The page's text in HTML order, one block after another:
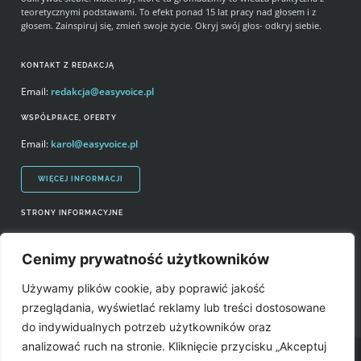
Cenimy prywatność użytkowników
Używamy plików cookie, aby poprawić jakość
przeglądania, wyświetlać reklamy lub treści dostosowane
do indywidualnych potrzeb użytkowników oraz
analizować ruch na stronie. Kliknięcie przycisku „Akceptuj
STRONY INFORMACYJNE
Prawa autorskie i wykorzystywanie treści serwisu
Źródła
KONTAKT Z REDAKCJĄ
Email: redakcja@easyvoice.pl
WSPÓŁPRACE, OFERTY
Email: karol@easyvoice.pl
WIĘCEJ INFORMACJI
teoretycznymi podstawami. To efekt ponad 15 lat pracy nad głosem i z
głosem. Zainspiruj się, zmień swoje życie. Okryj swój głos- odkryj siebie.